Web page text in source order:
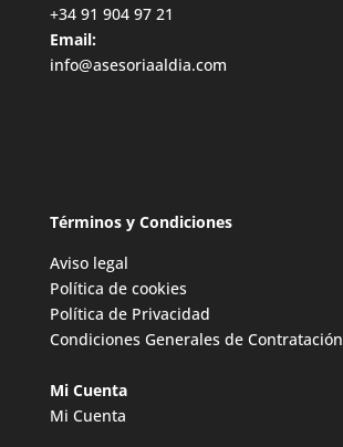
+34 91 904 97 21
Email:
info@asesoriaaldia.com
Términos y Condiciones
Aviso legal
Política de cookies
Política de Privacidad
Condiciones Generales de Contratación
Mi Cuenta
Mi Cuenta